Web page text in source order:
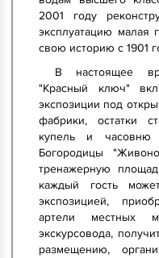
2001 году
эксплуатацию малая
свою историю с 1901
В настоящее
"Красный ключ"
экспозиции под
фабрики, остатки
купель и
Богородицы
тренажерную
каждый гость
экспозицией,
артели местных
экскурсовода,
размещению,